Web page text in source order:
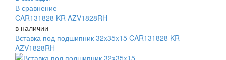
В сравнение
CAR131828 KR AZV1828RH
в наличии
Вставка под подшипник 32x35x15 CAR131828 KR
AZV1828RH